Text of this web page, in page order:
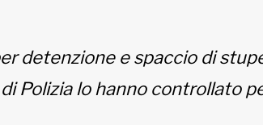
detenzione e spaccio di
Polizia lo hanno controllato